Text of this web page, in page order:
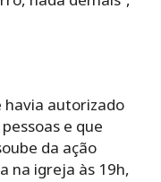
havia autorizado
e que
da ação
na igreja às 19h,